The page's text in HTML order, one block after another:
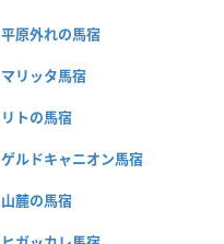
平原外れの馬宿
マリッタ馬宿
リトの馬宿
ゲルドキャニオン馬宿
山麓の馬宿